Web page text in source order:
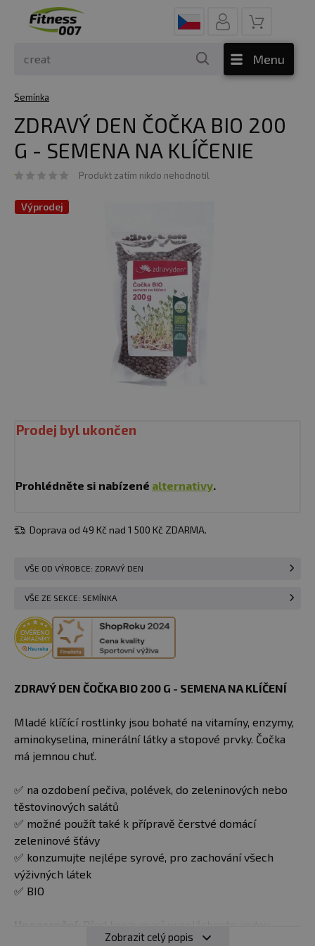
Menu
Semínka
ZDRAVÝ DEN ČOČKA BIO 200
G - SEMENA NA KLÍČENIE
Produkt zatím nikdo nehodnotil
Výprodej
Prodej byl ukončen
Prohlédněte si nabízené alternativy.
Doprava od 49 Kč nad 1 500 Kč ZDARMA.
VŠE OD VÝROBCE: ZDRAVÝ DEN
VŠE ZE SEKCE: SEMÍNKA
ZDRAVÝ DEN ČOČKA BIO 200 G - SEMENA NA KLÍČENÍ
Mladé klíčící rostlinky jsou bohaté na vitamíny, enzymy,
aminokyselina, minerální látky a stopové prvky. Čočka
má jemnou chuť.
✅ na ozdobení pečiva, polévek, do zeleninových nebo
těstovinových salátů
✅ možné použít také k přípravě čerstvé domácí
zeleninové šťávy
✅ konzumujte nejlépe syrové, pro zachování všech
výživných látek
✅ BIO
Klíčky je možné uchovat 1 – 2 týdny v chladničce.
Zobrazit celý popis